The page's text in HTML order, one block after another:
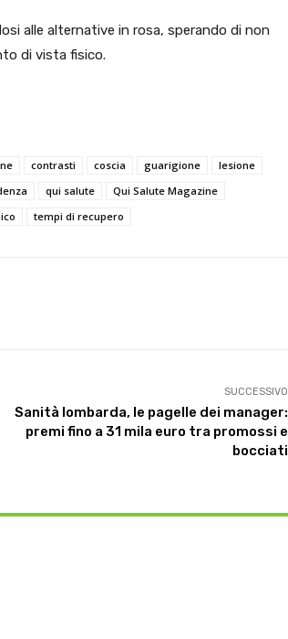
alle alternative in rosa, sperando di non
di vista fisico.
contrasti coscia guarigione
lesione
qui salute
Qui Salute Magazine
tempi di recupero
SUCCESSIVO
Sanità lombarda, le pagelle dei manager:
premi fino a 31 mila euro tra promossi e
bocciati